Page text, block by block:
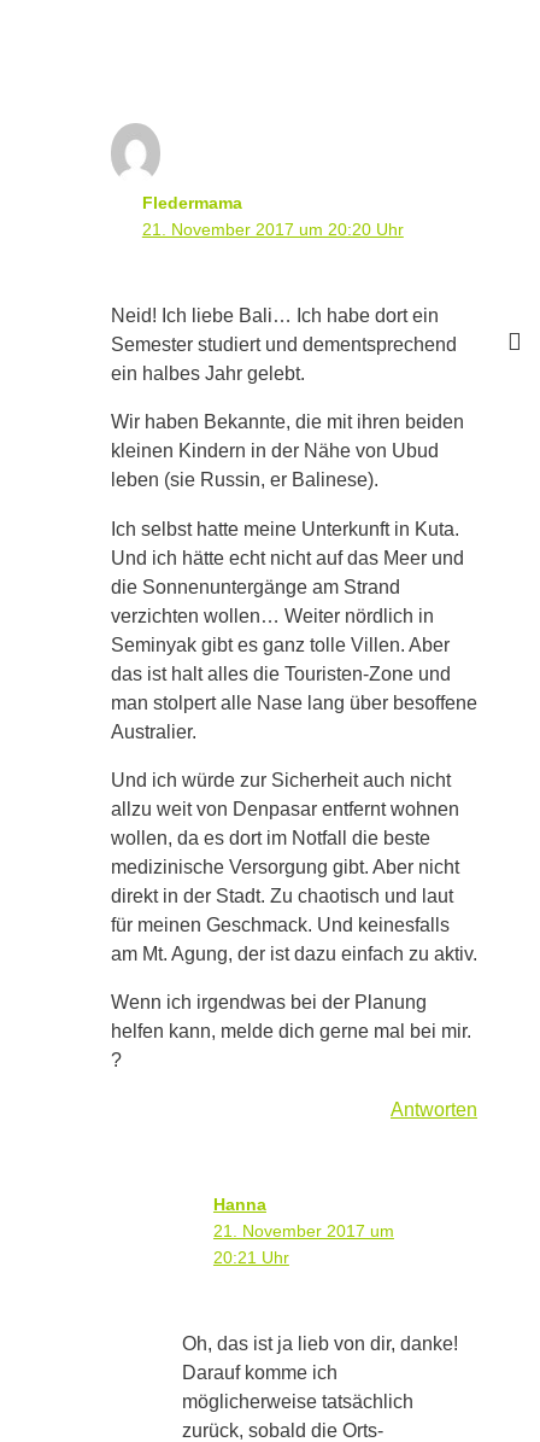
Fledermama
21. November 2017 um 20:20 Uhr
Neid! Ich liebe Bali… Ich habe dort ein
Semester studiert und dementsprechend
ein halbes Jahr gelebt.
Wir haben Bekannte, die mit ihren beiden
kleinen Kindern in der Nähe von Ubud
leben (sie Russin, er Balinese).
Ich selbst hatte meine Unterkunft in Kuta.
Und ich hätte echt nicht auf das Meer und
die Sonnenuntergänge am Strand
verzichten wollen… Weiter nördlich in
Seminyak gibt es ganz tolle Villen. Aber
das ist halt alles die Touristen-Zone und
man stolpert alle Nase lang über besoffene
Australier.
Und ich würde zur Sicherheit auch nicht
allzu weit von Denpasar entfernt wohnen
wollen, da es dort im Notfall die beste
medizinische Versorgung gibt. Aber nicht
direkt in der Stadt. Zu chaotisch und laut
für meinen Geschmack. Und keinesfalls
am Mt. Agung, der ist dazu einfach zu aktiv.
Wenn ich irgendwas bei der Planung
helfen kann, melde dich gerne mal bei mir.
?
Antworten
Hanna
21. November 2017 um
20:21 Uhr
Oh, das ist ja lieb von dir, danke!
Darauf komme ich
möglicherweise tatsächlich
zurück, sobald die Orts-